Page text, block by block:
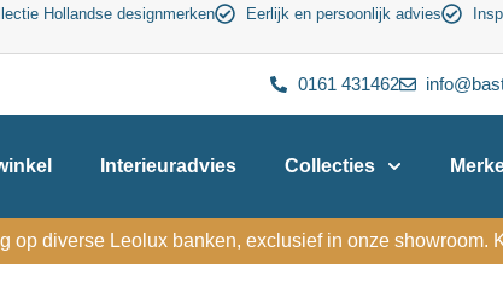
Hollandse designmerken Eerlijk en persoonlijk advies
0161 431462
Interieuradvies Collecties
op diverse Leolux banken, exclusief in onze showroom.